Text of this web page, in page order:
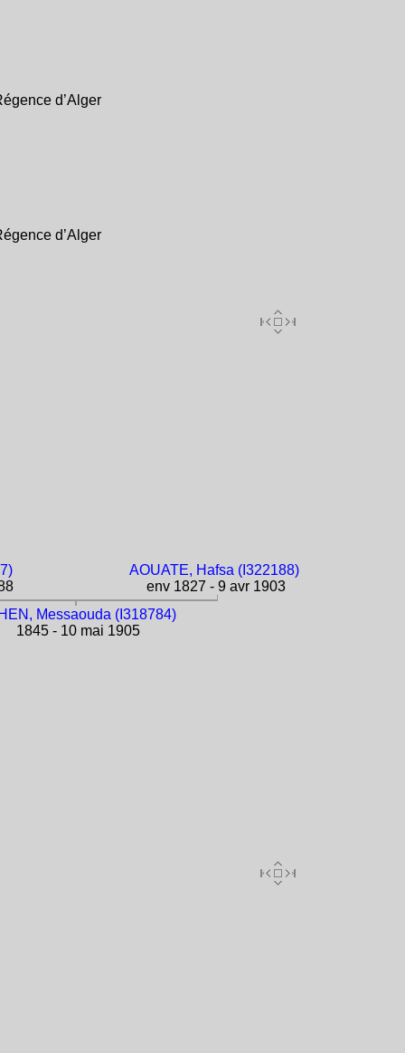
d’Alger
d’Alger
AOUATE, Hafsa (I322188)
env 1827 - 9 avr 1903
Messaouda (I318784)
1845 - 10 mai 1905